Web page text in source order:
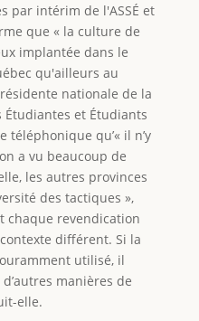
par intérim de l'ASSÉ et
que « la culture de
implantée dans le
qu'ailleurs au
nationale de la
Étudiantes et Étudiants
téléphonique qu’« il n’y
a vu beaucoup de
les autres provinces
des tactiques »,
chaque revendication
différent. Si la
utilisé, il
d’autres manières de
elle.